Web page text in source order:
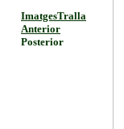
ImatgesTralla
Anterior
Posterior